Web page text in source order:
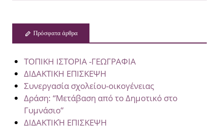
Πρόσφατα άρθρα
ΤΟΠΙΚΗ ΙΣΤΟΡΙΑ -ΓΕΩΓΡΑΦΙΑ
ΔΙΔΑΚΤΙΚΗ ΕΠΙΣΚΕΨΗ
Συνεργασία σχολείου-οικογένειας
Δράση: “Μετάβαση από το Δημοτικό στο
Γυμνάσιο”
ΔΙΔΑΚΤΙΚΉ ΕΠΙΣΚΕΨΗ